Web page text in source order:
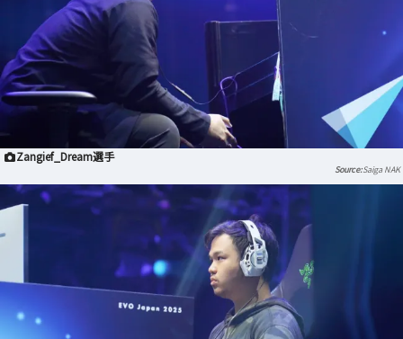
Zangief_Dream選手
Saiga NAK